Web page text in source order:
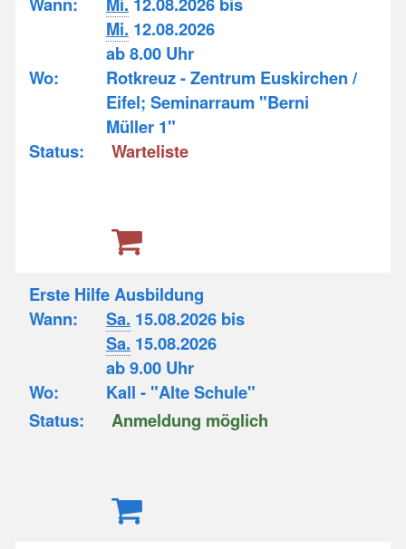
Mi. 12.08.2026
ab 8.00 Uhr
Wo:
Rotkreuz - Zentrum Euskirchen /
Eifel; Seminarraum "Berni
Müller 1"
Status:
Warteliste
Erste Hilfe Ausbildung
Wann:
Sa. 15.08.2026 bis
Sa. 15.08.2026
ab 9.00 Uhr
Wo:
Kall - "Alte Schule"
Status:
Anmeldung möglich